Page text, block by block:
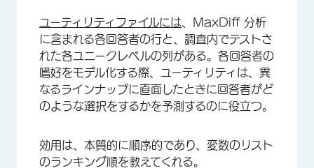
ユーティリティファイルには 、MaxDiff 分析
に含まれる各回答者の行と、調査内でテストさ
れた各ユニークレベルの列がある。各回答者の
嗜好をモデル化する際、ユーティリティは、異
なるラインナップに直面したときに回答者がど
のような選択をするかを予測するのに役立つ。
効用は、本質的に順序的であり、変数のリスト
のランキング順を教えてくれる。